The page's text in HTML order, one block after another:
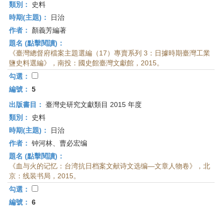
類別：
史料
時期(主題)：
日治
作者：
顏義芳編著
題名 (點擊閱讀)：
《臺灣總督府檔案主題選編（17）專賣系列 3：日據時期臺灣工業
鹽史料選編》，南投：國史館臺灣文獻館，2015。
勾選：
編號： 5
出版書目： 臺灣史研究文獻類目 2015 年度
類別：
史料
時期(主題)：
日治
作者： 钟河林、曹必宏编
題名 (點擊閱讀)：
《血与火的记忆：台湾抗日档案文献诗文选编—文章人物卷》，北
京：线装书局，2015。
勾選：
編號： 6